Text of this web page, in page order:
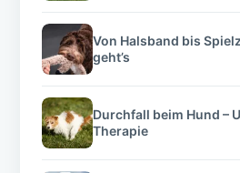
Von Halsband bis
geht’s
Durchfall beim Hund –
Therapie